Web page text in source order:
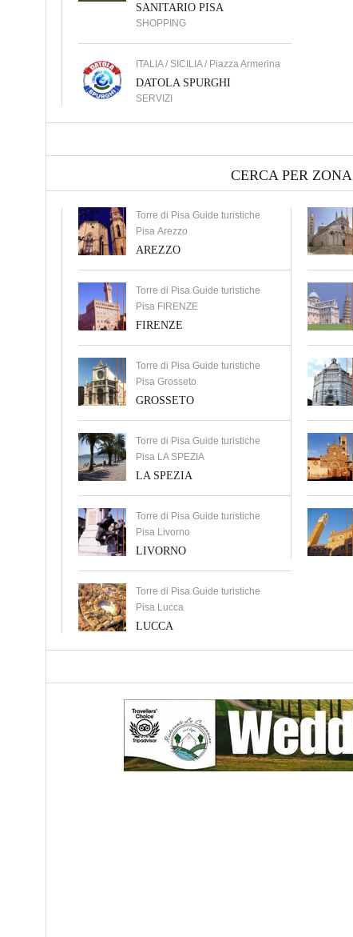
SANITARIO PISA
SHOPPING
ITALIA / SICILIA / Piazza Armerina
DATOLA SPURGHI
SERVIZI
CERCA PER ZONA
Torre di Pisa Guide turistiche
Pisa Arezzo
AREZZO
Torre di Pisa Guide turistiche
Pisa FIRENZE
FIRENZE
Torre di Pisa Guide turistiche
Pisa Grosseto
GROSSETO
Torre di Pisa Guide turistiche
Pisa LA SPEZIA
LA SPEZIA
Torre di Pisa Guide turistiche
Pisa Livorno
LIVORNO
Torre di Pisa Guide turistiche
Pisa Lucca
LUCCA